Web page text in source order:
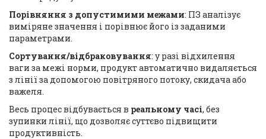
Порівняння з допустимими межами: ПЗ аналізує
виміряне значення і порівнює його із заданими
параметрами.
Сортування/відбраковування: у разі відхилення
ваги за межі норми, продукт автоматично видаляється
з лінії за допомогою повітряного потоку, скидача або
важеля.
Весь процес відбувається в реальному часі, без
зупинки лінії, що дозволяє суттєво підвищити
продуктивність.